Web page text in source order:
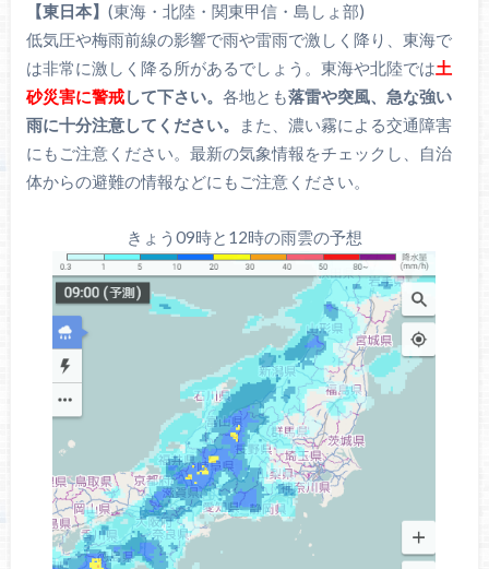
【東日本】 (東海・北陸・関東甲信・島しょ部)
低気圧や梅雨前線の影響で雨や雷雨で激しく降り、東海で
は非常に激しく降る所があるでしょう。東海や北陸では土
砂災害に警戒して下さい。 各地とも落雷や突風、急な強い
雨に十分注意してください。
また、濃い霧による交通障害
にもご注意ください。最新の気象情報をチェックし、自治
体からの避難の情報などにもご注意ください。
きょう09時と12時の雨雲の予想